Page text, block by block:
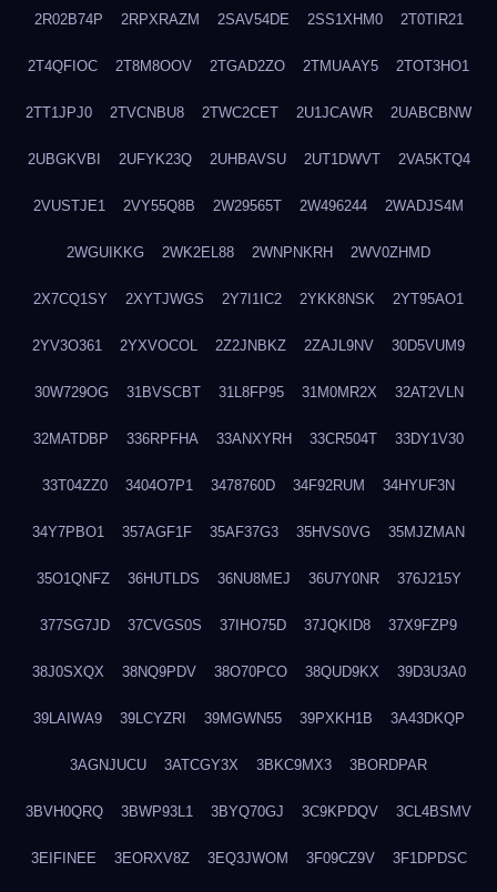
2R02B74P 2RPXRAZM 2SAV54DE 2SS1XHM0 2T0TIR21
2T4QFIOC 2T8M8OOV 2TGAD2ZO 2TMUAAY5 2TOT3HO1
2TT1JPJ0 2TVCNBU8 2TWC2CET 2U1JCAWR 2UABCBNW
2UBGKVBI 2UFYK23Q 2UHBAVSU 2UT1DWVT 2VA5KTQ4
2VUSTJE1 2VY55Q8B 2W29565T 2W496244 2WADJS4M
2WGUIKKG 2WK2EL88 2WNPNKRH 2WV0ZHMD
2X7CQ1SY 2XYTJWGS 2Y7I1IC2 2YKK8NSK 2YT95AO1
2YV3O361 2YXVOCOL 2Z2JNBKZ 2ZAJL9NV 30D5VUM9
30W729OG 31BVSCBT 31L8FP95 31M0MR2X 32AT2VLN
32MATDBP 336RPFHA 33ANXYRH 33CR504T 33DY1V30
33T04ZZ0 3404O7P1 3478760D 34F92RUM 34HYUF3N
34Y7PBO1 357AGF1F 35AF37G3 35HVS0VG 35MJZMAN
35O1QNFZ 36HUTLDS 36NU8MEJ 36U7Y0NR 376J215Y
377SG7JD 37CVGS0S 37IHO75D 37JQKID8 37X9FZP9
38J0SXQX 38NQ9PDV 38O70PCO 38QUD9KX 39D3U3A0
39LAIWA9 39LCYZRI 39MGWN55 39PXKH1B 3A43DKQP
3AGNJUCU 3ATCGY3X 3BKC9MX3 3BORDPAR
3BVH0QRQ 3BWP93L1 3BYQ70GJ 3C9KPDQV 3CL4BSMV
3EIFINEE 3EORXV8Z 3EQ3JWOM 3F09CZ9V 3F1DPDSC